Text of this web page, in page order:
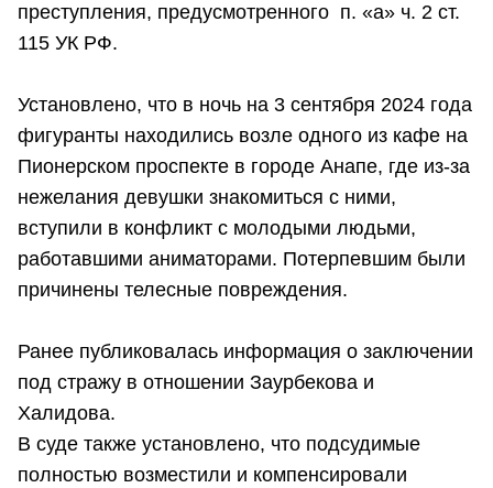
преступления, предусмотренного п. «а» ч. 2 ст.
115 УК РФ.
Установлено, что в ночь на 3 сентября 2024 года
фигуранты находились возле одного из кафе на
Пионерском проспекте в городе Анапе, где из-за
нежелания девушки знакомиться с ними,
вступили в конфликт с молодыми людьми,
работавшими аниматорами. Потерпевшим были
причинены телесные повреждения.
Ранее публиковалась информация о заключении
под стражу в отношении Заурбекова и
Халидова.
В суде также установлено, что подсудимые
полностью возместили и компенсировали